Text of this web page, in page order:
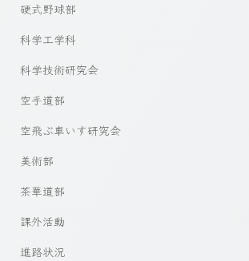
硬式野球部
科学工学科
科学技術研究会
空手道部
空飛ぶ車いす研究会
美術部
茶華道部
課外活動
進路状況